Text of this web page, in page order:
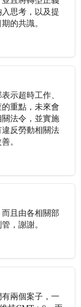
思考，以及提
的共識。
示超時工作、
重點，未來會
法令，並實施
反勞動相關法
。
且由各相關部
，謝謝。
兩個案子，一